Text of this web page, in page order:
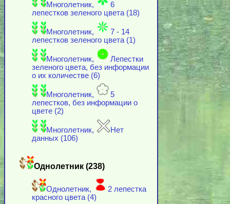
Многолетник,
6
лепестков зеленого цвета (18)
Многолетник,
7 - 14
лепестков зеленого цвета (1)
Многолетник,
Лепестки
зеленого цвета, без информации
о их количестве (6)
Многолетник,
5
лепестков, без информации о
цвете (2)
Многолетник,
Нет
данных (106)
Однолетник (238)
Однолетник,
2 лепестка
красного цвета (4)